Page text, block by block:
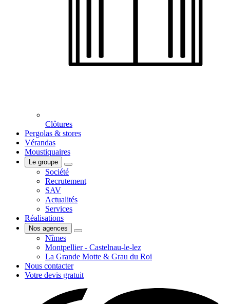
Clôtures
Pergolas & stores
Vérandas
Moustiquaires
Le groupe
Société
Recrutement
SAV
Actualités
Services
Réalisations
Nos agences
Nîmes
Montpellier - Castelnau-le-lez
La Grande Motte & Grau du Roi
Nous contacter
Votre devis gratuit